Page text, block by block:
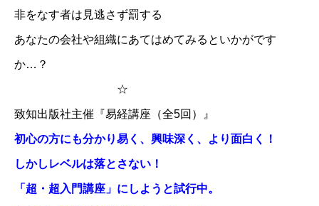
非をなす者は見逃さず罰する
あなたの会社や組織にあてはめてみるといかがです
か…？
☆
致知出版社主催『易経講座（全5回）』
初心の方にも分かり易く、興味深く、より面白く！
しかしレベルは落とさない！
「超・超入門講座」にしようと試行中。